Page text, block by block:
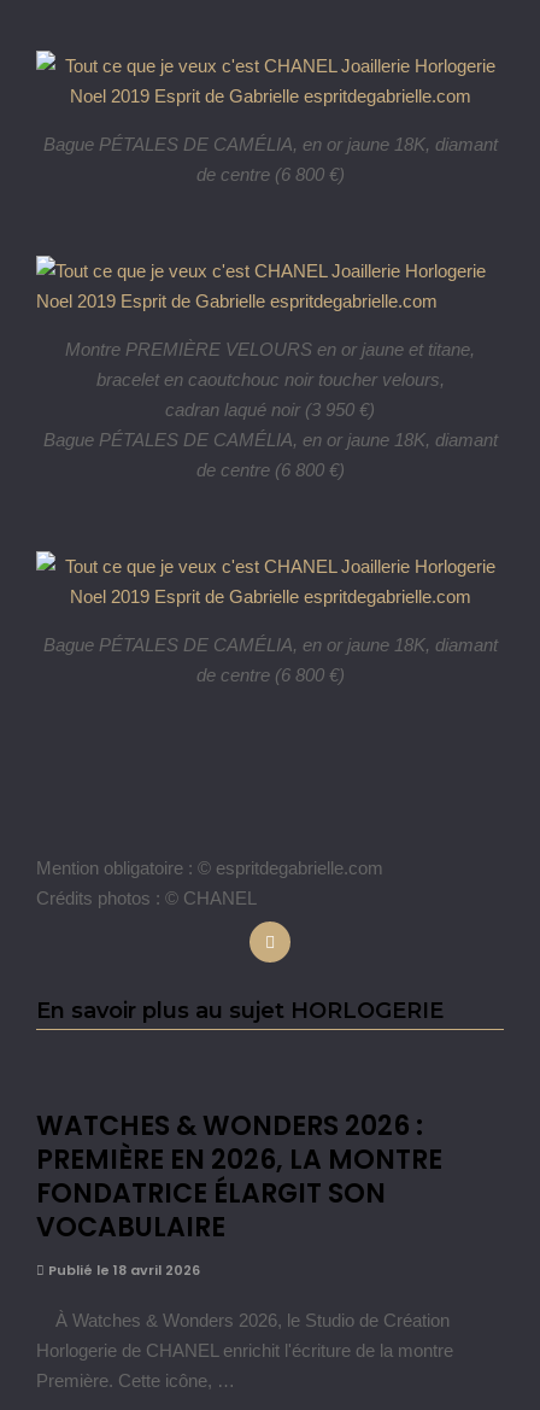
Bague PÉTALES DE CAMÉLIA, en or jaune 18K, diamant
de centre (6 800 €)
Montre PREMIÈRE VELOURS en or jaune et titane,
bracelet en caoutchouc noir toucher velours,
cadran laqué noir (3 950 €)
Bague PÉTALES DE CAMÉLIA, en or jaune 18K, diamant
de centre (6 800 €)
Bague PÉTALES DE CAMÉLIA, en or jaune 18K, diamant
de centre (6 800 €)
Mention obligatoire : © espritdegabrielle.com
Crédits photos : © CHANEL
En savoir plus au sujet HORLOGERIE
WATCHES & WONDERS 2026 :
PREMIÈRE EN 2026, LA MONTRE
FONDATRICE ÉLARGIT SON
VOCABULAIRE
Publié le 18 avril 2026
À Watches & Wonders 2026, le Studio de Création
Horlogerie de CHANEL enrichit l'écriture de la montre
Première. Cette icône, …